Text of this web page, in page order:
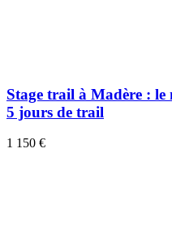
Stage trail à Madère : le
5 jours de trail
1 150 €